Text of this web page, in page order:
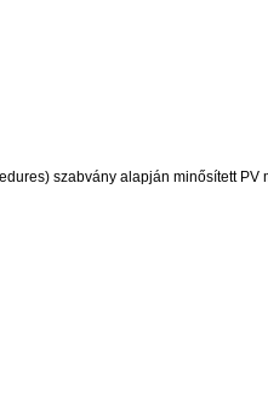
szabvány alapján minősített PV